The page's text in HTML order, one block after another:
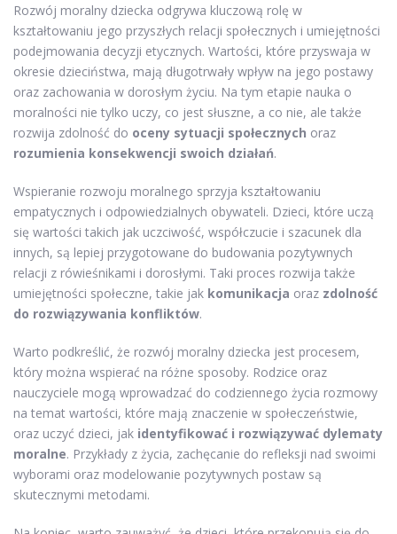
Rozwój moralny dziecka odgrywa kluczową rolę w
kształtowaniu jego przyszłych relacji społecznych i umiejętności
podejmowania decyzji etycznych. Wartości, które przyswaja w
okresie dzieciństwa, mają długotrwały wpływ na jego postawy
oraz zachowania w dorosłym życiu. Na tym etapie nauka o
moralności nie tylko uczy, co jest słuszne, a co nie, ale także
rozwija zdolność do oceny sytuacji społecznych oraz
rozumienia konsekwencji swoich działań.
Wspieranie rozwoju moralnego sprzyja kształtowaniu
empatycznych i odpowiedzialnych obywateli. Dzieci, które uczą
się wartości takich jak uczciwość, współczucie i szacunek dla
innych, są lepiej przygotowane do budowania pozytywnych
relacji z rówieśnikami i dorosłymi. Taki proces rozwija także
umiejętności społeczne, takie jak komunikacja oraz zdolność
do rozwiązywania konfliktów.
Warto podkreślić, że rozwój moralny dziecka jest procesem,
który można wspierać na różne sposoby. Rodzice oraz
nauczyciele mogą wprowadzać do codziennego życia rozmowy
na temat wartości, które mają znaczenie w społeczeństwie,
oraz uczyć dzieci, jak identyfikować i rozwiązywać dylematy
moralne. Przykłady z życia, zachęcanie do refleksji nad swoimi
wyborami oraz modelowanie pozytywnych postaw są
skutecznymi metodami.